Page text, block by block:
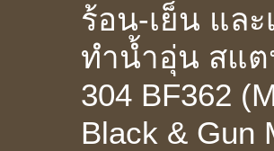
ร้อน-เย็น และ
ทำน้ำอุ่น สแต
304 BF362
Black & Gun